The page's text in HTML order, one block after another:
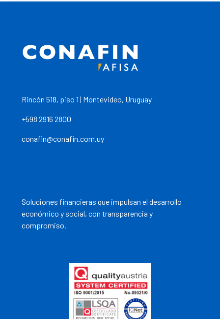
Rincón 518, piso 1 | Montevideo, Uruguay
+598 2916 2800
conafin@conafin.com.uy
Soluciones financieras que impulsan el desarrollo
económico y social, con transparencia y
compromiso.